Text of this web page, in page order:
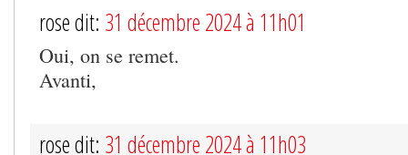
rose dit: 31 décembre 2024 à 11h01
Oui, on se remet.
Avanti,
rose dit: 31 décembre 2024 à 11h03